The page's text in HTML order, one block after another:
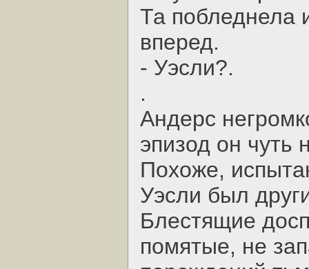
Та побледнела
вперед.
- Уэсли?.
.
Андерс
эпизод он чуть
Похоже,
Уэсли был
Блестящие
помятые, не